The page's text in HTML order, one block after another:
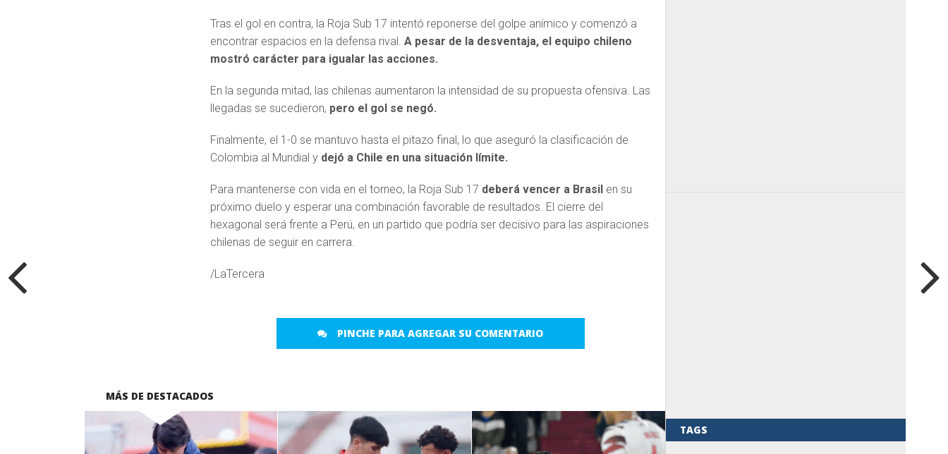
Tras el gol en contra, la Roja Sub 17 intentó reponerse del golpe anímico y comenzó a
encontrar espacios en la defensa rival.A pesar de la desventaja, el equipo chileno
mostró carácter para igualar las acciones.
En la segunda mitad, las chilenas aumentaron la intensidad de su propuesta ofensiva. Las
llegadas se sucedieron, pero el gol se negó.
Finalmente, el 1-0 se mantuvo hasta el pitazo final, lo que aseguró la clasificación de
Colombia al Mundial y dejó a Chile en una situación límite.
Para mantenerse con vida en el torneo, la Roja Sub 17 deberá vencer a Brasil en su
próximo duelo y esperar una combinación favorable de resultados. El cierre del
hexagonal será frente a Perú, en un partido que podría ser decisivo para las aspiraciones
chilenas de seguir en carrera.
/LaTercera
PINCHE PARA AGREGAR SU COMENTARIO
MÁS DE DESTACADOS
TAGS